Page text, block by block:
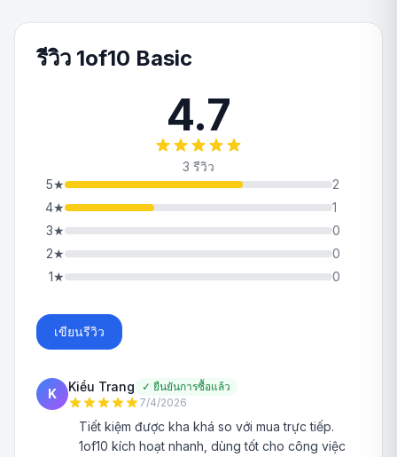
รีวิว 1of10 Basic
4.7
3 รีวิว
5★
2
4★
1
3★
0
2★
0
1★ 0
เขียนรีวิว
K Kiều Trang ✓ ยืนยันการซื้อแล้ว
7/4/2026
Tiết kiệm được kha khá so với mua trực tiếp.
1of10 kích hoạt nhanh, dùng tốt cho công việc